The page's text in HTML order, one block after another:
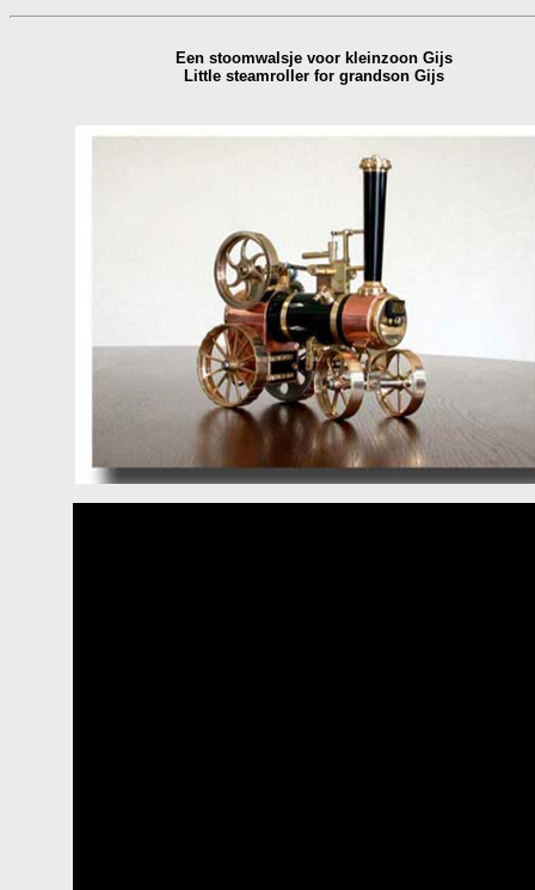
Een stoomwalsje voor kleinzoon Gijs
Little steamroller for grandson Gijs